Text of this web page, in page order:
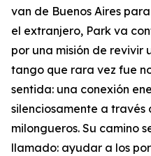
van de Buenos Aires
el extranjero, Park va
por una misión de
tango que rara vez fue
sentida: una conexión
silenciosamente a través
milongueros. Su camino
llamado: ayudar a los